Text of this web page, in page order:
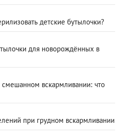
детские бутылочки?
для новорождённых в
вскармливании: что
при грудном вскармливании